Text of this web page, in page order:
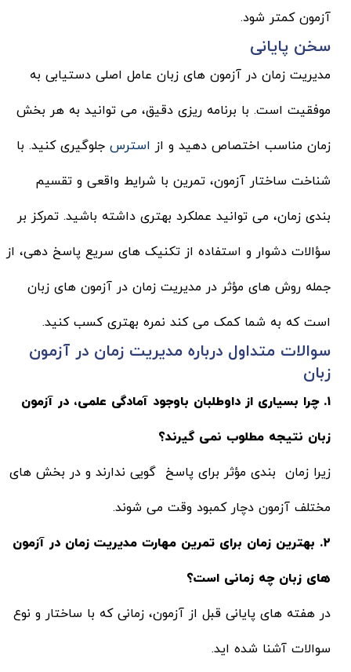
آزمون کمتر شود.
سخن پایانی
مدیریت زمان در آزمون های زبان عامل اصلی دستیابی به
موفقیت است. با برنامه ریزی دقیق، می توانید به هر بخش
زمان مناسب اختصاص دهید و از استرس جلوگیری کنید. با
شناخت ساختار آزمون، تمرین با شرایط واقعی و تقسیم
بندی زمان، می توانید عملکرد بهتری داشته باشید. تمرکز بر
سؤالات دشوار و استفاده از تکنیک های سریع پاسخ دهی، از
جمله روش های مؤثر در مدیریت زمان در آزمون های زبان
است که به شما کمک می کند نمره بهتری کسب کنید.
سوالات متداول درباره مدیریت زمان در آزمون
زبان
۱. چرا بسیاری از داوطلبان باوجود آمادگی علمی، در آزمون
زبان نتیجه مطلوب نمی گیرند؟
زیرا زمان بندی مؤثر برای پاسخ گویی ندارند و در بخش های
مختلف آزمون دچار کمبود وقت می شوند.
۲. بهترین زمان برای تمرین مهارت مدیریت زمان در آزمون
های زبان چه زمانی است؟
در هفته های پایانی قبل از آزمون، زمانی که با ساختار و نوع
سوالات آشنا شده اید.